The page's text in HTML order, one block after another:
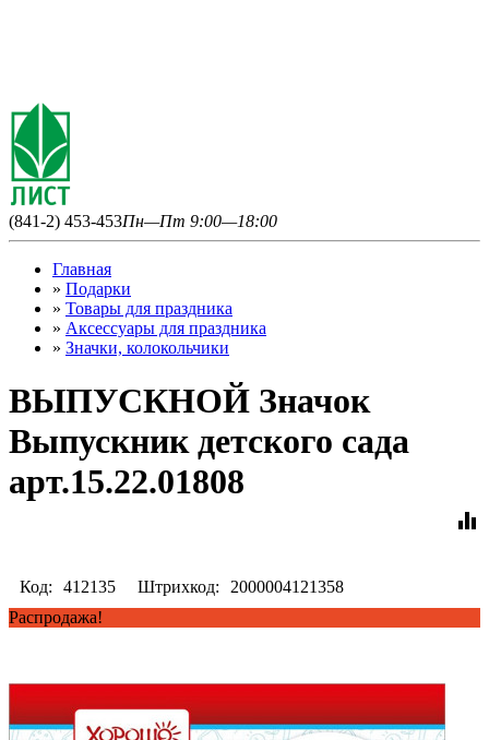
(841-2) 453-453Пн—Пт 9:00—18:00
Главная
» Подарки
» Товары для праздника
» Аксессуары для праздника
» Значки, колокольчики
ВЫПУСКНОЙ Значок
Выпускник детского сада
арт.15.22.01808
equalizer
Код: 412135 Штрихкод:
2000004121358
Распродажа!